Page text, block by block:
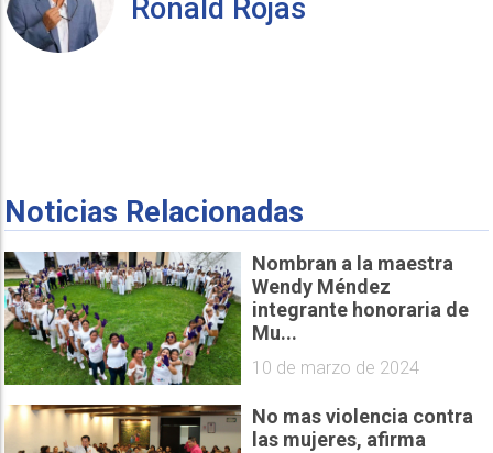
Ronald Rojas
Noticias Relacionadas
Nombran a la maestra
Wendy Méndez
integrante honoraria de
Mu...
10 de marzo de 2024
No mas violencia contra
las mujeres, afirma